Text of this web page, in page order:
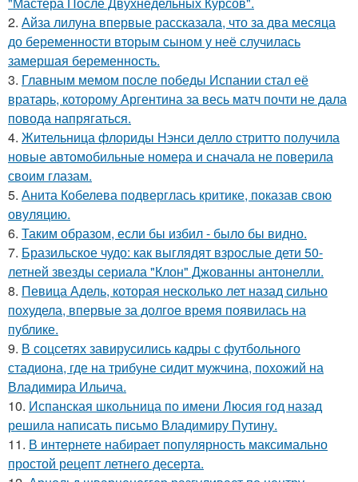
2. Айза лилуна впервые рассказала, что за два месяца
до беременности вторым сыном у неё случилась
замершая беременность.
3. Главным мемом после победы Испании стал её
вратарь, которому Аргентина за весь матч почти не дала
повода напрягаться.
4. Жительница флориды Нэнси делло стритто получила
новые автомобильные номера и сначала не поверила
своим глазам.
5. Анита Кобелева подверглась критике, показав свою
овуляцию.
6. Таким образом, если бы избил - было бы видно.
7. Бразильское чудо: как выглядят взрослые дети 50-
летней звезды сериала "Клон" Джованны антонелли.
8. Певица Адель, которая несколько лет назад сильно
похудела, впервые за долгое время появилась на
публике.
9. В соцсетях завирусились кадры с футбольного
стадиона, где на трибуне сидит мужчина, похожий на
Владимира Ильича.
10. Испанская школьница по имени Люсия год назад
решила написать письмо Владимиру Путину.
11. В интернете набирает популярность максимально
простой рецепт летнего десерта.